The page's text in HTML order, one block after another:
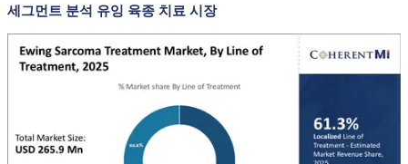
세그먼트 분석 유잉 육종 치료 시장